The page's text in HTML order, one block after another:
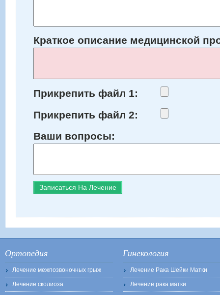
Краткое описание медицинской
Прикрепить файл 1:
Прикрепить файл 2:
Ваши вопросы:
Ортопедия
Лечение межпозвоночных грыж
Лечение сколиоза
Гинекология
Лечение Рака Шейки Матки
Лечение рака матки